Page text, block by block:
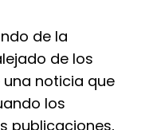
de la
de los
noticia que
los
publicaciones,